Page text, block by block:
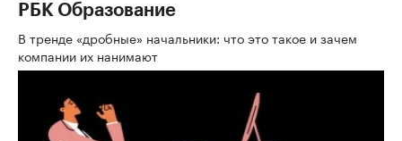
РБК Образование
В тренде «дробные» начальники: что это такое и зачем
компании их нанимают